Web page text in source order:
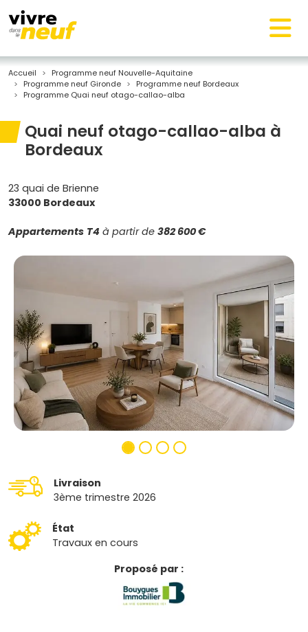
Accueil
Programme neuf Nouvelle-Aquitaine
Programme neuf Gironde
Programme neuf Bordeaux
Programme Quai neuf otago-callao-alba
Quai neuf otago-callao-alba à
Bordeaux
23 quai de Brienne
33000 Bordeaux
Appartements T4 à partir de 382 600 €
Livraison
3ème trimestre 2026
État
Travaux en cours
Proposé par :